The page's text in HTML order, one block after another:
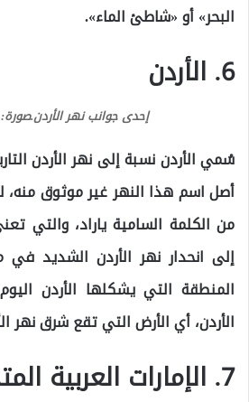
البحر» أو «شاطئ الماء».
6. الأردن
إحدى جوانب نهر الأردن.صورة: Wikipedia
سُمي الأردن نسبة إلى نهر الأردن
أصل اسم هذا النهر غير موثوق
من الكلمة السامية ياراد، والتي
إلى انحدار نهر الأردن الشديد
المنطقة التي يشكلها الأردن
الأردن، أي الأرض التي تقع شرق نهر
7. الإمارات العربية المتحدة